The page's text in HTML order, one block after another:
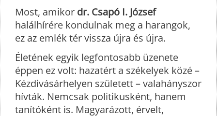
Most, amikor dr. Csapó I. József
halálhírére kondulnak meg a harangok,
ez az emlék tér vissza újra és újra.
Életének egyik legfontosabb üzenete
éppen ez volt: hazatért a székelyek közé –
Kézdivásárhelyen született – valahányszor
hívták. Nemcsak politikusként, hanem
tanítóként is. Magyarázott, érvelt,